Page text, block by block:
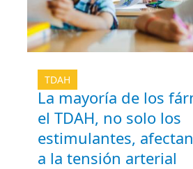
TDAH
La mayoría de los
el TDAH, no solo los
estimulantes,
a la tensión arterial